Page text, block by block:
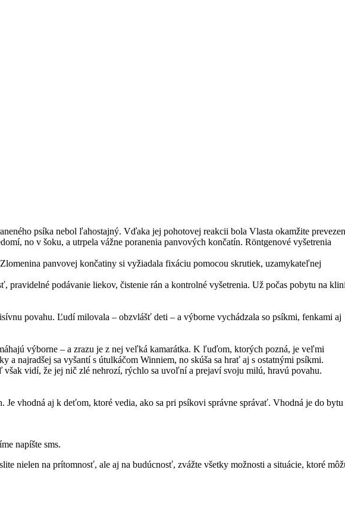
psíka nebol ľahostajný. Vďaka jej pohotovej reakcii bola Vlasta okamžite
no v šoku, a utrpela vážne poranenia panvových končatín. Röntgenové vyšetrenia
panvovej končatiny si vyžiadala fixáciu pomocou skrutiek, uzamykateľnej
pravidelné podávanie liekov, čistenie rán a kontrolné vyšetrenia. Už počas pobytu na
povahu. Ľudí milovala – obzvlášť deti – a výborne vychádzala so psíkmi, fenkami aj
výborne – a zrazu je z nej veľká kamarátka. K ľuďom, ktorých pozná, je veľmi
a najradšej sa vyšantí s útulkáčom Winniem, no skúša sa hrať aj s ostatnými psíkmi.
vidí, že jej nič zlé nehrozí, rýchlo sa uvoľní a prejaví svoju milú, hravú povahu.
vhodná aj k deťom, ktoré vedia, ako sa pri psíkovi správne správať. Vhodná je do bytu
napíšte sms.
nielen na prítomnosť, ale aj na budúcnosť, zvážte všetky možnosti a situácie, ktoré